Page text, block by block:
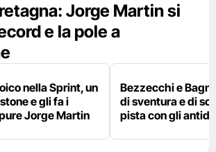
Jorge Martin si
e la pole a
nella Sprint, un
e gli fa i
Jorge Martin
Bezzecchi e
di sventura e di
pista con gli